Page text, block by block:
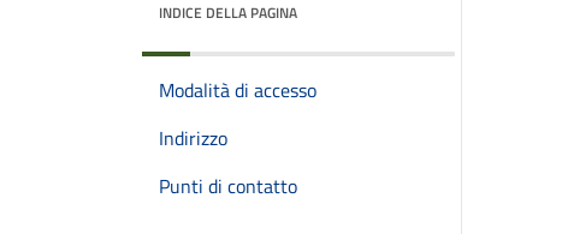
INDICE DELLA PAGINA
Modalità di accesso
Indirizzo
Punti di contatto